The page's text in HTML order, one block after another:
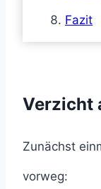
Fazit
Verzicht
Zunächst
vorweg: